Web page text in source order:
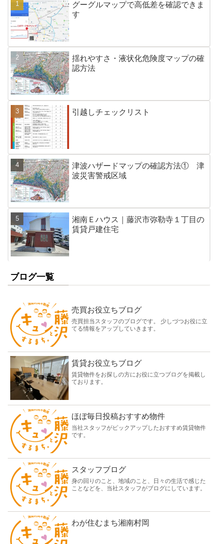
グーグルマップで高低差を確認できま
す
揺れやすさ・液状化危険度マップの確
認方法
引越しチェックリスト
津波ハザードマップの確認方法① 津
波災害警戒区域
湘南Ｅハウス｜藤沢市弥勒寺１丁目の
賃貸戸建住宅
ブログ一覧
売買お役立ちブログ
売買担当スタッフのブログです。 少しづつお役に立
てる情報をアップしていきます。
賃貸お役立ちブログ
賃貸物件をお探しの方にお役に立つブログを掲載し
ております。
ほぼ毎日投稿おすすめ物件
当社スタッフがピックアップしたおすすめ賃貸物件
です。
スタッフブログ
身の回りのこと、地域のこと、日々の生活で感じた
ことなどを、当社スタッフがブログにしています。
わが住むまち湘南村岡